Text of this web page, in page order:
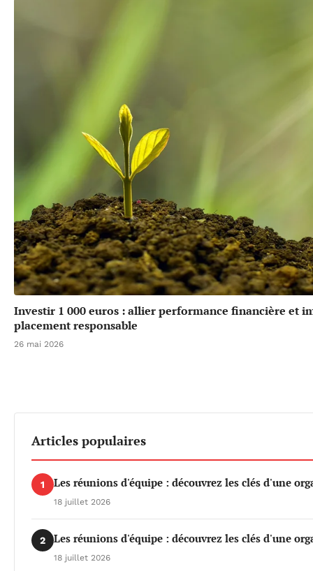
Investir 1 000 euros : allier performance financière et
placement responsable
26 mai 2026
Articles populaires
1 Les réunions d'équipe : découvrez les clés d'une
18 juillet 2026
2 Les réunions d'équipe : découvrez les clés d'une
18 juillet 2026